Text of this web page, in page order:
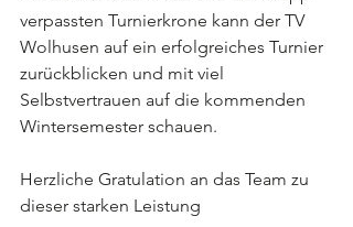
verpassten Turnierkrone kann der TV
Wolhusen auf ein erfolgreiches Turnier
zurückblicken und mit viel
Selbstvertrauen auf die kommenden
Wintersemester schauen.
Herzliche Gratulation an das Team zu
dieser starken Leistung